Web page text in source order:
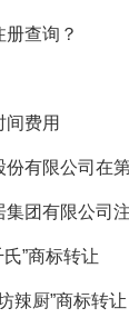
查询？
间费用
份有限公司在
集团有限公司
”商标转让
辣厨”商标转让